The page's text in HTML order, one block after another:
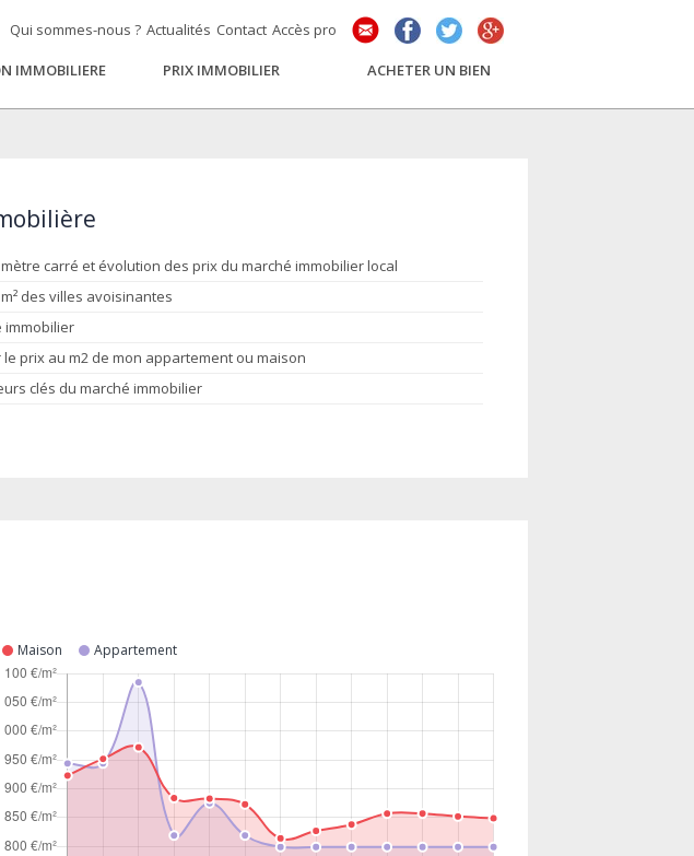
Qui sommes-nous ? Actualités Contact Accès pro
IMMOBILIERE PRIX IMMOBILIER ACHETER UN BIEN
carré et évolution des prix du marché immobilier local
des villes avoisinantes
immobilier
le prix au m2 de mon appartement ou maison
clés du marché immobilier
Maison Appartement